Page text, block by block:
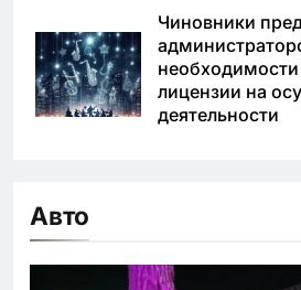
Чиновники
лицензии на
деятельности
Авто